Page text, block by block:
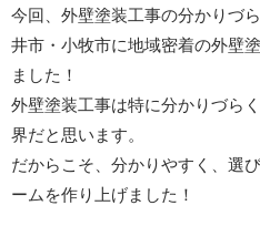
今回、外壁塗装工事の分かりづ
井市・小牧市に地域密着の外壁
ました！
外壁塗装工事は特に分かりづら
界だと思います。
だからこそ、分かりやすく、選
ームを作り上げました！